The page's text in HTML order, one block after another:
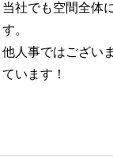
当社でも空間全体
す。
他人事ではござい
ています！